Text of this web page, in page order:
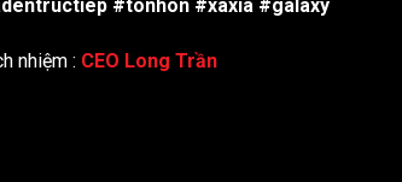
#tonhon #xaxia #galaxy
nhiệm : CEO Long Trần